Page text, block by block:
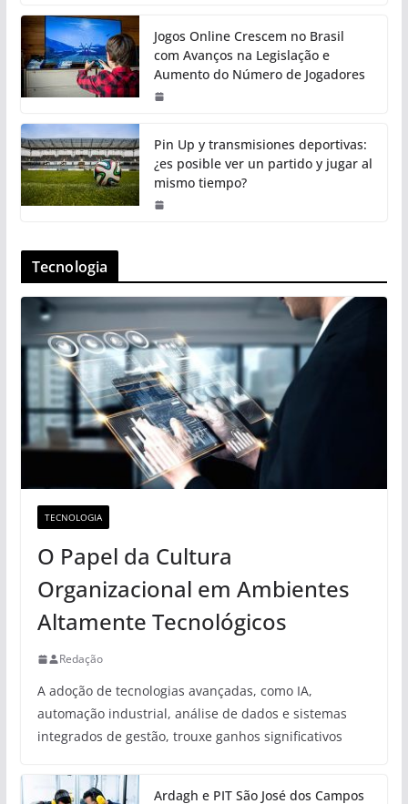
Jogos Online Crescem no Brasil
com Avanços na Legislação e
Aumento do Número de Jogadores
Pin Up y transmisiones deportivas:
¿es posible ver un partido y jugar al
mismo tiempo?
Tecnologia
TECNOLOGIA
O Papel da Cultura
Organizacional em Ambientes
Altamente Tecnológicos
Redação
A adoção de tecnologias avançadas, como IA,
automação industrial, análise de dados e sistemas
integrados de gestão, trouxe ganhos significativos
Ardagh e PIT São José dos Campos